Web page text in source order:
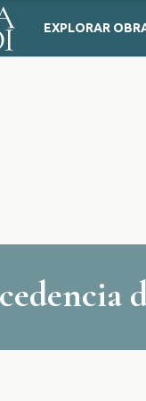
EXPLORAR